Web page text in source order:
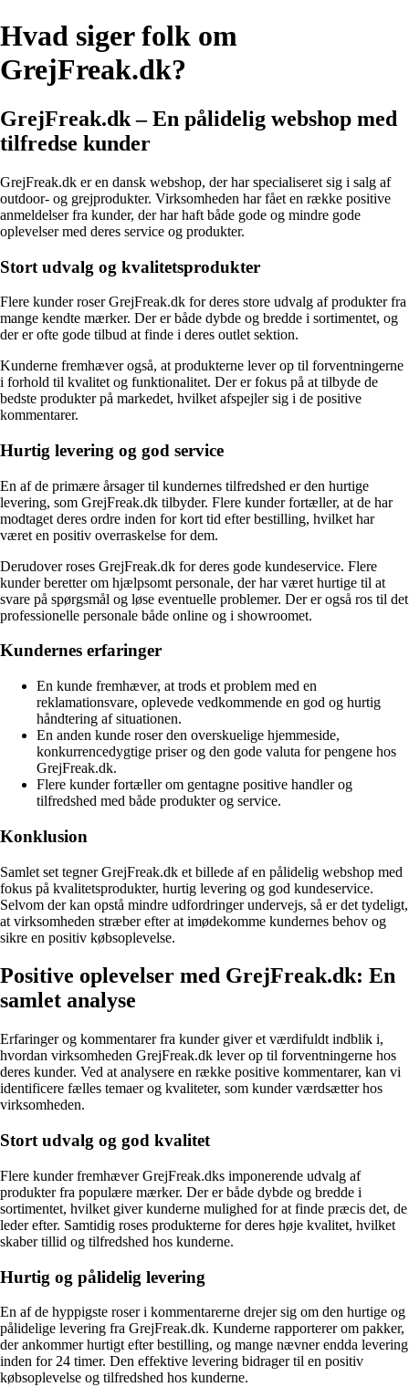
Hvad siger folk om
GrejFreak.dk?
GrejFreak.dk – En pålidelig webshop med
tilfredse kunder
GrejFreak.dk er en dansk webshop, der har specialiseret sig i salg af
outdoor- og grejprodukter. Virksomheden har fået en række positive
anmeldelser fra kunder, der har haft både gode og mindre gode
oplevelser med deres service og produkter.
Stort udvalg og kvalitetsprodukter
Flere kunder roser GrejFreak.dk for deres store udvalg af produkter fra
mange kendte mærker. Der er både dybde og bredde i sortimentet, og
der er ofte gode tilbud at finde i deres outlet sektion.
Kunderne fremhæver også, at produkterne lever op til forventningerne
i forhold til kvalitet og funktionalitet. Der er fokus på at tilbyde de
bedste produkter på markedet, hvilket afspejler sig i de positive
kommentarer.
Hurtig levering og god service
En af de primære årsager til kundernes tilfredshed er den hurtige
levering, som GrejFreak.dk tilbyder. Flere kunder fortæller, at de har
modtaget deres ordre inden for kort tid efter bestilling, hvilket har
været en positiv overraskelse for dem.
Derudover roses GrejFreak.dk for deres gode kundeservice. Flere
kunder beretter om hjælpsomt personale, der har været hurtige til at
svare på spørgsmål og løse eventuelle problemer. Der er også ros til det
professionelle personale både online og i showroomet.
Kundernes erfaringer
En kunde fremhæver, at trods et problem med en
reklamationsvare, oplevede vedkommende en god og hurtig
håndtering af situationen.
En anden kunde roser den overskuelige hjemmeside,
konkurrencedygtige priser og den gode valuta for pengene hos
GrejFreak.dk.
Flere kunder fortæller om gentagne positive handler og
tilfredshed med både produkter og service.
Konklusion
Samlet set tegner GrejFreak.dk et billede af en pålidelig webshop med
fokus på kvalitetsprodukter, hurtig levering og god kundeservice.
Selvom der kan opstå mindre udfordringer undervejs, så er det tydeligt,
at virksomheden stræber efter at imødekomme kundernes behov og
sikre en positiv købsoplevelse.
Positive oplevelser med GrejFreak.dk: En
samlet analyse
Erfaringer og kommentarer fra kunder giver et værdifuldt indblik i,
hvordan virksomheden GrejFreak.dk lever op til forventningerne hos
deres kunder. Ved at analysere en række positive kommentarer, kan vi
identificere fælles temaer og kvaliteter, som kunder værdsætter hos
virksomheden.
Stort udvalg og god kvalitet
Flere kunder fremhæver GrejFreak.dks imponerende udvalg af
produkter fra populære mærker. Der er både dybde og bredde i
sortimentet, hvilket giver kunderne mulighed for at finde præcis det, de
leder efter. Samtidig roses produkterne for deres høje kvalitet, hvilket
skaber tillid og tilfredshed hos kunderne.
Hurtig og pålidelig levering
En af de hyppigste roser i kommentarerne drejer sig om den hurtige og
pålidelige levering fra GrejFreak.dk. Kunderne rapporterer om pakker,
der ankommer hurtigt efter bestilling, og mange nævner endda levering
inden for 24 timer. Den effektive levering bidrager til en positiv
købsoplevelse og tilfredshed hos kunderne.